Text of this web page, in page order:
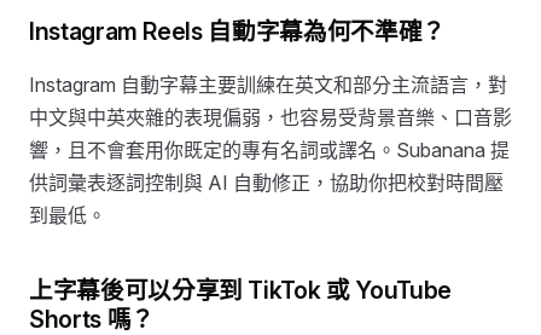
Instagram Reels 自動字幕為何不準確？
Instagram 自動字幕主要訓練在英文和部分主流語言，對
中文與中英夾雜的表現偏弱，也容易受背景音樂、口音影
響，且不會套用你既定的專有名詞或譯名。Subanana 提
供詞彙表逐詞控制與 AI 自動修正，協助你把校對時間壓
到最低。
上字幕後可以分享到 TikTok 或 YouTube
Shorts 嗎？